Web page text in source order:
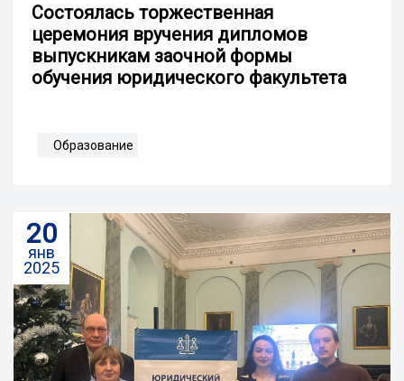
Состоялась торжественная
церемония вручения дипломов
выпускникам заочной формы
обучения юридического факультета
Образование
20
янв
2025